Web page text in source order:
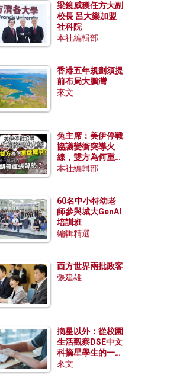
梁鏡威獲任方大副
校長 呂大樂加盟
社科院
本社編輯部
香港五年規劃須提
前布局大鵬灣
來文
兔主席：美伊停戰
協議變衝突導火
線，雙方為何重啟
戰爭？伊朗一早洞
本社編輯部
60名中小特幼老
師參與城大GenAI
培訓班
編輯精選
西方世界兩批政客
張建雄
摘星以外：從校園
生活觀察DSE中文
科摘星學生的一點
特質
來文